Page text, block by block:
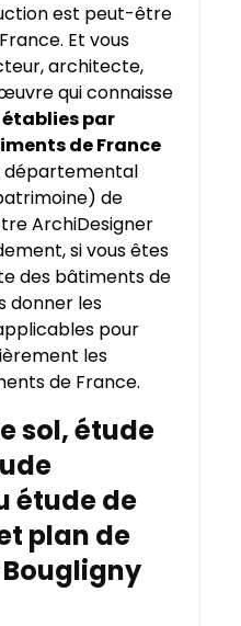
est peut-être
Et vous
architecte,
qui connaisse
établies par
de France
départemental
de
ArchiDesigner
si vous êtes
des bâtiments de
donner les
pour
les
de France.
sol, étude
étude de
plan de